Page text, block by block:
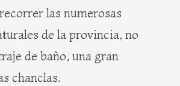
las numerosas
de la provincia, no
de baño, una gran
chanclas.